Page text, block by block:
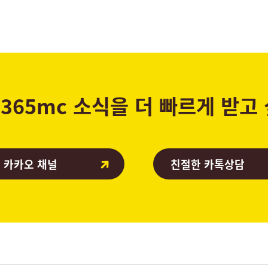
365mc 소식을 더 빠르게 받고
카오 채널 친절한 카톡상담